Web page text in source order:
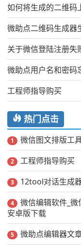
如何将生成的二维码
微助点二维码生成器
关于微信登陆注册失
微助点用户名和密码
工程师指导购买
热门点击
1 微信图文排版工
2 工程师指导购买
3 12tool对话生成
4
微信编辑软件_
安卓版下载
5 微助点编辑器文